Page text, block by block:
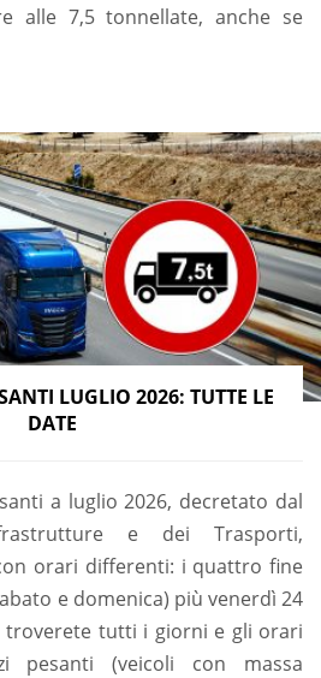
alle 7,5 tonnellate, anche se
LUGLIO 2026: TUTTE LE
DATE
a luglio 2026, decretato dal
e dei Trasporti,
orari differenti: i quattro fine
e domenica) più venerdì 24
troverete tutti i giorni e gli orari
pesanti (veicoli con massa